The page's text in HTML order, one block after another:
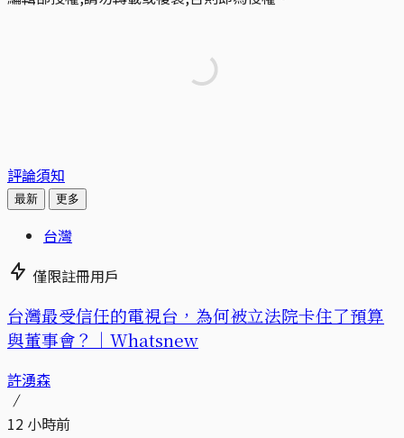
評論須知
最新 更多
台灣
僅限註冊用戶
台灣最受信任的電視台，為何被立法院卡住了預算
與董事會？｜Whatsnew
許湧森
12 小時前